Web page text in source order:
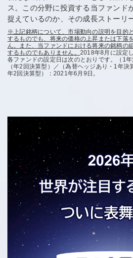
ス。この分野に投資する当ファンド
捉えているのか、その成長ストーリ
※上記銘柄について、市場動向の説明を目的
するものでも、将来の価格の上昇または下落
ん。また、当ファンドにおける将来の銘柄の
するものでもありません。 2018年8月に設定
各ファンドの設定日は次のとおりです。（1
（年2回決算型）／（為替ヘッジあり・1年決
年2回決算型）：2021年6月9日。